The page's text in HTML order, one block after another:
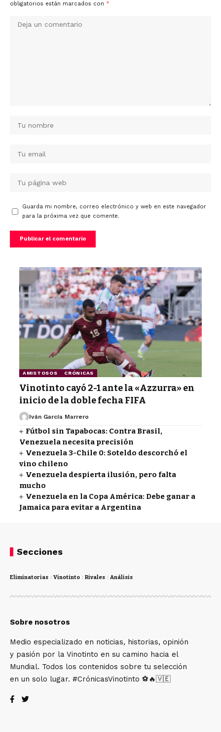
obligatorios están marcados con *
Guarda mi nombre, correo electrónico y web en este navegador
para la próxima vez que comente.
AMISTOSOS CRÓNICAS
Vinotinto cayó 2-1 ante la «Azzurra» en
inicio de la doble fecha FIFA
Iván García Marrero
Fútbol sin Tapabocas: Contra Brasil,
Venezuela necesita precisión
Venezuela 3-Chile 0: Soteldo descorchó el
vino chileno
Venezuela despierta ilusión, pero falta
mucho
Venezuela en la Copa América: Debe ganar a
Jamaica para evitar a Argentina
Secciones
Eliminatorias Vinotinto Rivales Análisis
Sobre nosotros
Medio especializado en noticias, historias, opinión
y pasión por la Vinotinto en su camino hacia el
Mundial. Todos los contenidos sobre tu selección
en un solo lugar. #CrónicasVinotinto ⚽🔥🇻🇪